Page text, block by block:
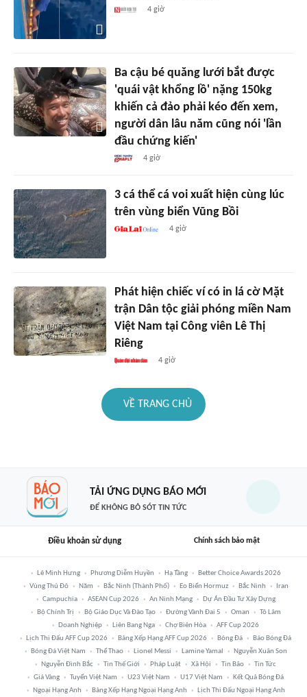
4 giờ
Ba cậu bé quăng lưới bắt được
'quái vật khổng lồ' nặng 150kg
khiến cả đảo phải kéo đến xem,
người dân lâu năm cũng nói 'lần
đầu chứng kiến'
4 giờ
3 cá thể cá voi xuất hiện cùng lúc
trên vùng biển Vũng Bồi
4 giờ
Phát hiện chiếc ví có in lá cờ Mặt
trận Dân tộc giải phóng miền Nam
Việt Nam tại Công viên Lê Thị
Riêng
4 giờ
VỀ TRANG CHỦ
TẢI ỨNG DỤNG BÁO MỚI
ĐỂ KHÔNG BỎ SÓT TIN TỨC
Điều khoản sử dụng Chính sách bảo mật
Lê Minh Hưng Phương Diễm Huyền Hạ Tầng
Better Choice Awards 2026
Vùng Thủ Đô
Năm Bắc Ninh (thành Phố) Eo Biển Hormuz Bắc Ninh
Iran
Campuchia
ASEAN Cup 2026 An Ninh Mạng
Dự Án Đầu Tư Xây Dựng
Bộ Chính Trị
Bộ Giáo Dục Và Đào Tạo Đường Vành Đai 5 Oman
Tô Lâm
Doanh Nghiệp
Liên Bang Nga Chợ Biên Hòa
AFF Cup 2026
Lịch Thi Đấu AFF Cup 2026
Bảng Xếp Hạng AFF Cup 2026 Bóng Đá
Báo Bóng Đá
Bóng Đá Việt Nam
Thể Thao Lionel Messi Lamine Yamal
Nguyễn Xuân Son
Nguyễn Đình Bắc
Tin Thế Giới Pháp Luật Xã Hội Tin Bão
Tin Tức
Giá Vàng
Tuyển Việt Nam U23 Việt Nam U17 Việt Nam
Kết Quả Bóng Đá
Ngoại Hạng Anh
Bảng Xếp Hạng Ngoại Hạng Anh Lịch Thi Đấu Ngoại Hạng Anh